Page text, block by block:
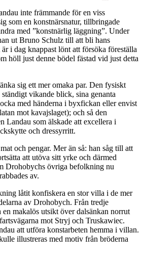
inte främmande för en viss
som en konstnärsnatur, tillbringade
med ”konstnärlig läggning”. Under
ut Bruno Schulz till att bli hans
i dag knappast lönt att försöka föreställa
höll just denne bödel fästad vid just detta
sig ett mer omaka par. Den fysiskt
vikande blick, sina genanta
med händerna i byxfickan eller envist
mot kavajslaget); och så den
Landau som älskade att excellera i
och dressyrritt.
och pengar. Mer än så: han såg till att
att utöva sitt yrke och därmed
Drohobychs övriga befolkning nu
av.
låtit konfiskera en stor villa i de mer
av Drohobych. Från tredje
makalös utsikt över dalsänkan norrut
mot Stryj och Truskawiec.
att utföra konstarbeten hemma i villan.
illustreras med motiv från bröderna